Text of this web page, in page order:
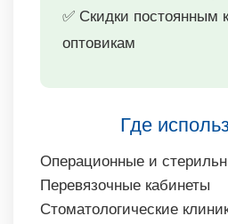
✅ Скидки постоянным
оптовикам
Где
Операционные и
Перевязочные кабинеты
Стоматологические